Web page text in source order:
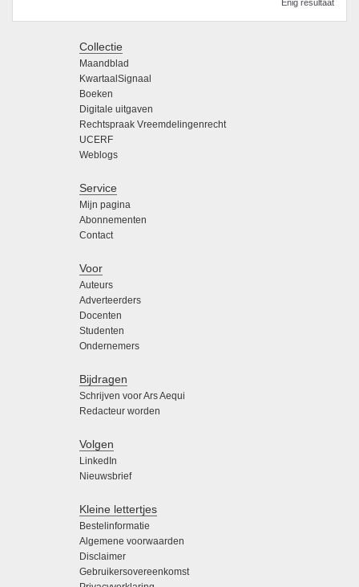
Enig resultaat
Collectie
Maandblad
KwartaalSignaal
Boeken
Digitale uitgaven
Rechtspraak Vreemdelingenrecht
UCERF
Weblogs
Service
Mijn pagina
Abonnementen
Contact
Voor
Auteurs
Adverteerders
Docenten
Studenten
Ondernemers
Bijdragen
Schrijven voor Ars Aequi
Redacteur worden
Volgen
LinkedIn
Nieuwsbrief
Kleine lettertjes
Bestelinformatie
Algemene voorwaarden
Disclaimer
Gebruikersovereenkomst